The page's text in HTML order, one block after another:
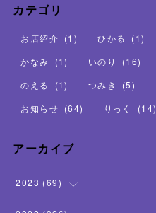
カテゴリ
お店紹介 (1 ) ひかる (1)
かなみ
(1) いのり (16)
のえる
(1) つみき (5)
お知らせ (64) りっく (14)
アーカイブ
2023 (69)